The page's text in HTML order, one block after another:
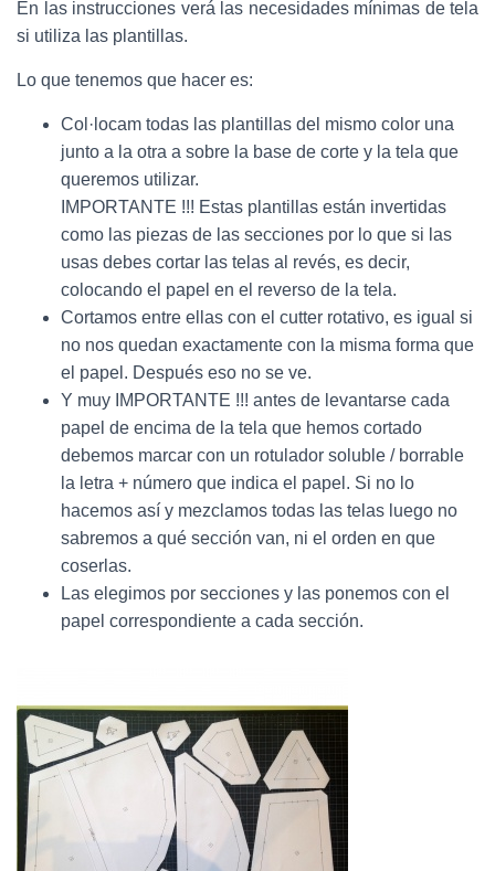
En las instrucciones verá las necesidades mínimas de tela
si utiliza las plantillas.
Lo que tenemos que hacer es:
Col·locam todas las plantillas del mismo color una
junto a la otra a sobre la base de corte y la tela que
queremos utilizar.
IMPORTANTE !!! Estas plantillas están invertidas
como las piezas de las secciones por lo que si las
usas debes cortar las telas al revés, es decir,
colocando el papel en el reverso de la tela.
Cortamos entre ellas con el cutter rotativo, es igual si
no nos quedan exactamente con la misma forma que
el papel. Después eso no se ve.
Y muy IMPORTANTE !!! antes de levantarse cada
papel de encima de la tela que hemos cortado
debemos marcar con un rotulador soluble / borrable
la letra + número que indica el papel. Si no lo
hacemos así y mezclamos todas las telas luego no
sabremos a qué sección van, ni el orden en que
coserlas.
Las elegimos por secciones y las ponemos con el
papel correspondiente a cada sección.